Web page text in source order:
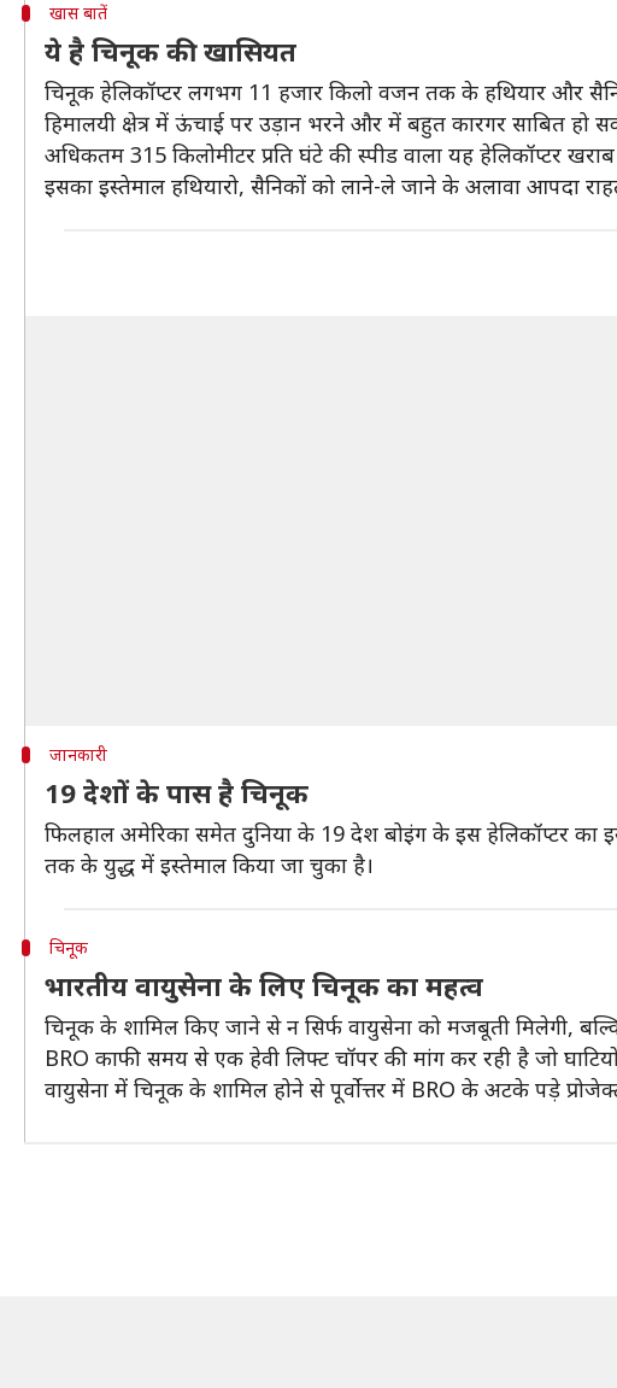
खास बातें
ये है चिनूक की खासियत
चिनूक हेलिकॉप्टर लगभग 11 हजार किलो वजन तक के हथियार और
हिमालयी क्षेत्र में ऊंचाई पर उड़ान भरने और में बहुत कारगर साबित हो
अधिकतम 315 किलोमीटर प्रति घंटे की स्पीड वाला यह हेलिकॉप्टर
इसका इस्तेमाल हथियारो, सैनिकों को लाने-ले जाने के अलावा आपदा
जानकारी
19 देशों के पास है चिनूक
फिलहाल अमेरिका समेत दुनिया के 19 देश बोइंग के इस हेलिकॉप्टर का
तक के युद्ध में इस्तेमाल किया जा चुका है।
चिनूक
भारतीय वायुसेना के लिए चिनूक का महत्व
चिनूक के शामिल किए जाने से न सिर्फ वायुसेना को मजबूती मिलेगी,
BRO काफी समय से एक हेवी लिफ्ट चॉपर की मांग कर रही है जो
वायुसेना में चिनूक के शामिल होने से पूर्वोत्तर में BRO के अटके पड़े